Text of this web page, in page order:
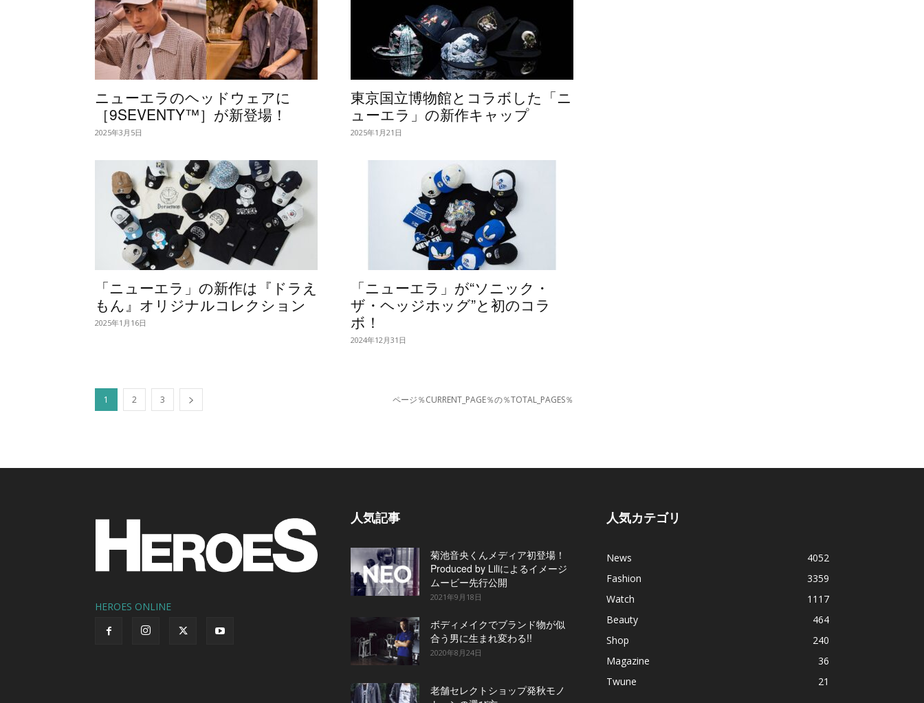
ニューエラのヘッドウェアに
［9SEVENTY™］が新登場！
2025年3月5日
東京国立博物館とコラボした「ニ
ューエラ」の新作キャップ
2025年1月21日
「ニューエラ」の新作は『ドラえ
もん』オリジナルコレクション
2025年1月16日
「ニューエラ」が“ソニック・
ザ・ヘッジホッグ”と初のコラ
ボ！
2024年12月31日
1 2 3 ページ％CURRENT_PAGE％の％TOTAL_PAGES％
HEROES ONLINE
人気記事
菊池音央くんメディア初登場！
Produced by Liliによるイメージ
ムービー先行公開
2021年9月18日
ボディメイクでブランド物が似
合う男に生まれ変わる!!
2020年8月24日
老舗セレクトショップ発秋モノ
人気カテゴリ
News
4052
Fashion
3359
Watch
1117
Beauty
464
Shop
240
Magazine
36
Twune
21